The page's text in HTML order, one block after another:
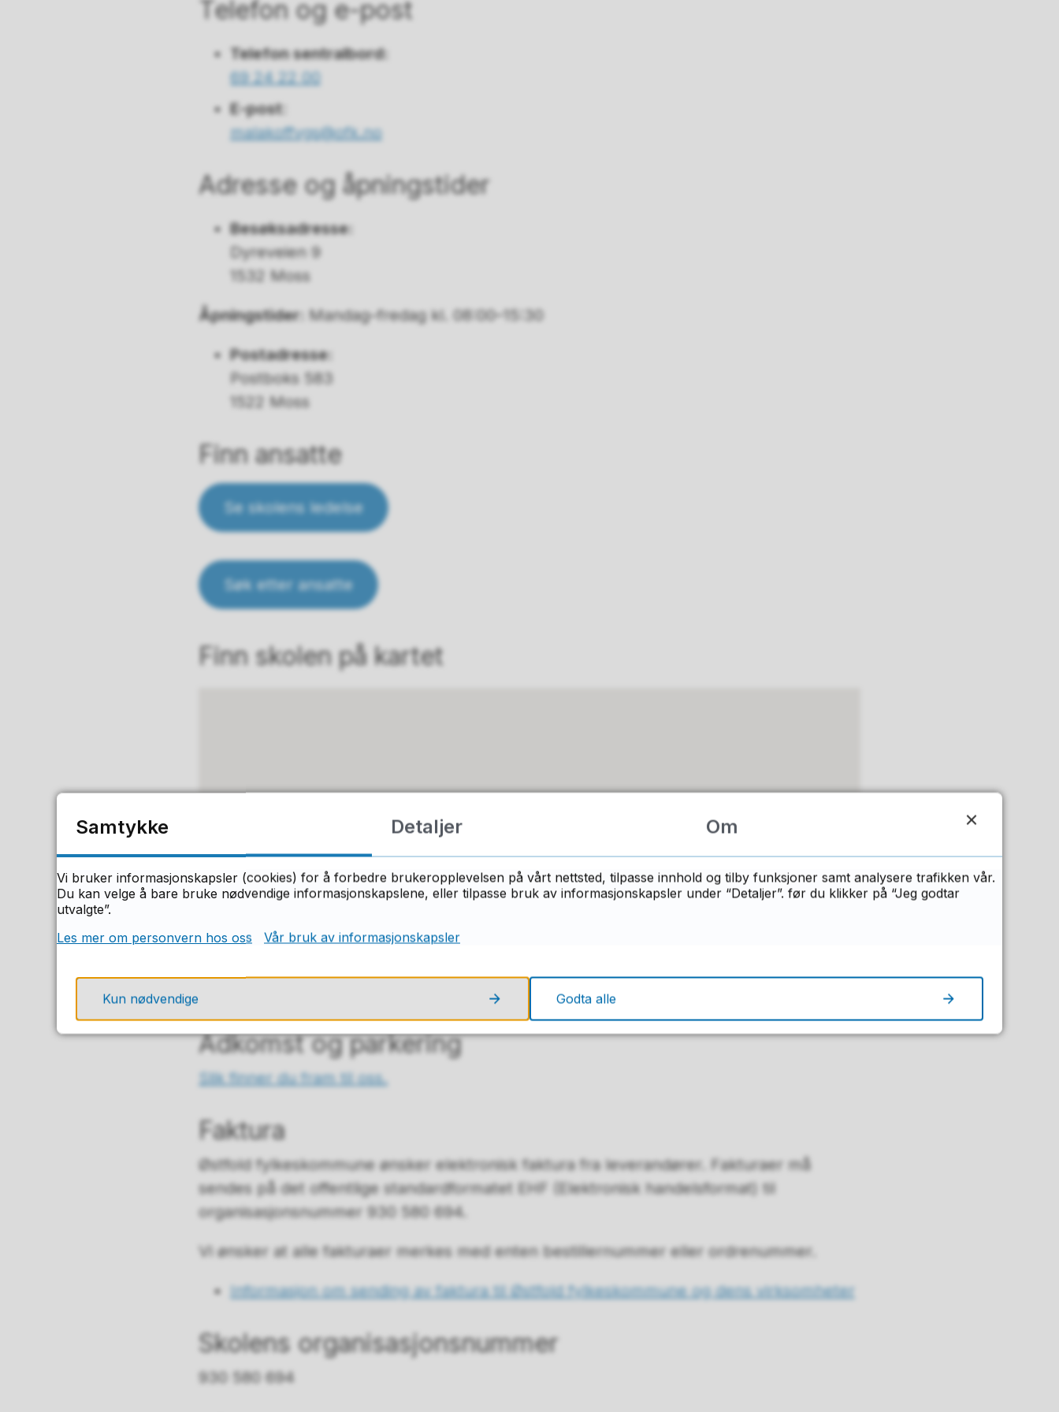
Telefon og e-post
Telefon sentralbord:
69 24 22 00
E-post:
malakoffvgs@ofk.no
Adresse og åpningstider
Besøksadresse:
Dyreveien 9
1532 Moss
Åpningstider: Mandag–fredag kl. 08:00–15:30
Postadresse:
Postboks 583
1522 Moss
Finn ansatte
Se skolens ledelse
Søk etter ansatte
Finn skolen på kartet
Adkomst og parkering
Slik finner du fram til oss.
Faktura
Østfold fylkeskommune ønsker elektronisk faktura fra leverandører. Fakturaer må
sendes på det offentlige standardformatet EHF (Elektronisk handelsformat) til
organisasjonsnummer 930 580 694.
Vi ønsker at alle fakturaer merkes med enten bestillernummer eller ordrenummer.
Informasjon om sending av faktura til Østfold fylkeskommune og dens virksomheter
Skolens organisasjonsnummer
930 580 694
Samtykke Detaljer Om
Vi bruker informasjonskapsler (cookies) for å forbedre brukeropplevelsen på vårt nettsted, tilpasse innhold og tilby funksjoner samt analysere trafikken vår.
Du kan velge å bare bruke nødvendige informasjonskapslene, eller tilpasse bruk av informasjonskapsler under “Detaljer”. før du klikker på “Jeg godtar
utvalgte”.
Les mer om personvern hos oss
Vår bruk av informasjonskapsler
Kun nødvendige Godta alle